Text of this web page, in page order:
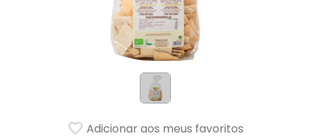
Adicionar aos meus favoritos